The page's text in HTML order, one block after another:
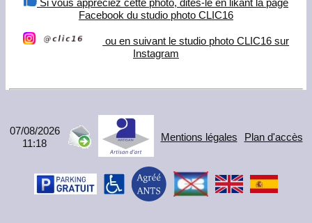
Si vous appréciez cette photo, dites-le en likant la page
Facebook du studio photo CLIC16
ou en suivant le studio photo CLIC16 sur
Instagram
07/08/2026
11:18
Mentions légales Plan d'accès